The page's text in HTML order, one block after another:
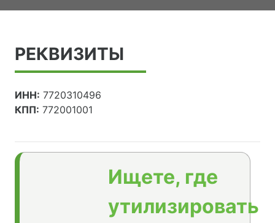
РЕКВИЗИТЫ
ИНН: 7720310496
КПП: 772001001
Ищете, где
утилизировать